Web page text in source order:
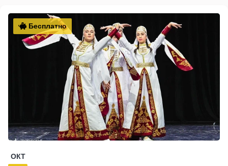
Бесплатно
ОКТ